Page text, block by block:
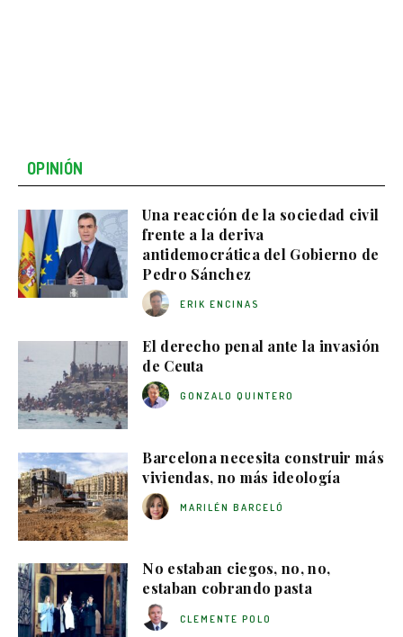
OPINIÓN
Una reacción de la sociedad civil
frente a la deriva
antidemocrática del Gobierno de
Pedro Sánchez
ERIK ENCINAS
El derecho penal ante la invasión
de Ceuta
GONZALO QUINTERO
Barcelona necesita construir más
viviendas, no más ideología
MARILÉN BARCELÓ
No estaban ciegos, no, no,
estaban cobrando pasta
CLEMENTE POLO